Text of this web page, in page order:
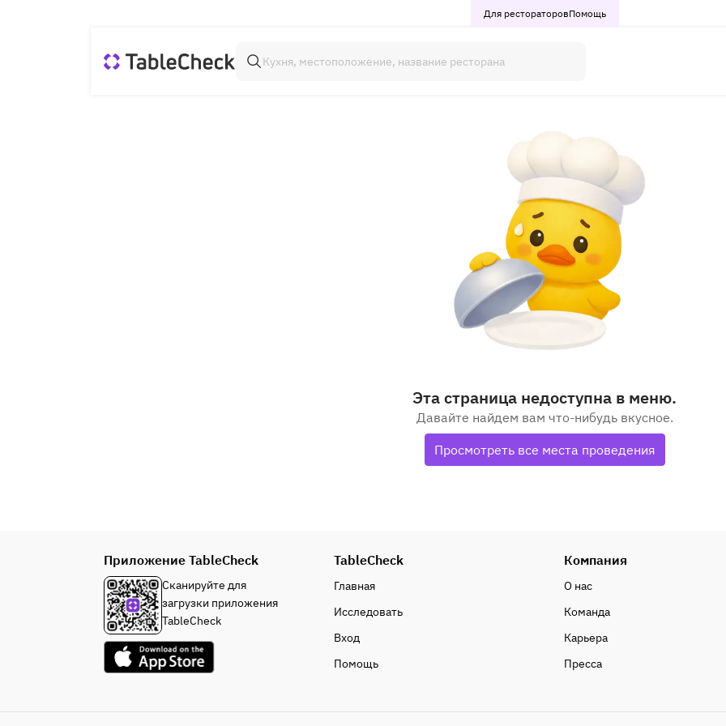
Для рестораторовПомощь
Эта страница недоступна в меню.
Давайте найдем вам что-нибудь вкусное.
Просмотреть все места проведения
Приложение TableCheck
Сканируйте для
загрузки приложения
TableCheck
TableCheck
Главная
Исследовать
Вход
Помощь
Компания
О нас
Команда
Карьера
Пресса